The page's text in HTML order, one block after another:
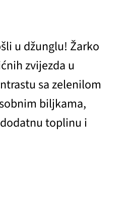
u džunglu! Žarko
zvijezda u
sa zelenilom
biljkama,
toplinu i